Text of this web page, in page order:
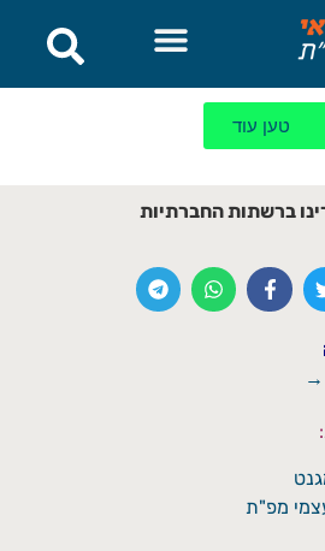
טען עוד
ברשתות החברתיות
מפ"ת